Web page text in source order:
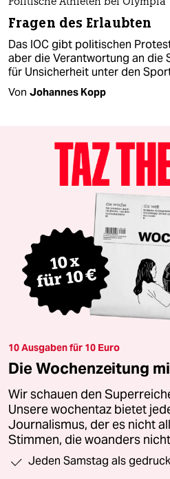
Politische Athleten bei Olympia
Fragen des Erlaubten
Das IOC gibt politischen
aber die Verantwortung an die
für Unsicherheit unter den
Von Johannes Kopp
10 Ausgaben für 10 Euro
Die Wochenzeitung
Wir schauen den
Unsere wochentaz bietet
Journalismus, der es nicht
Stimmen, die woanders
Jeden Samstag als